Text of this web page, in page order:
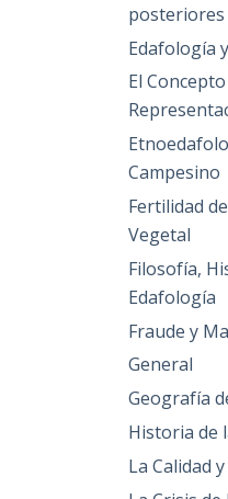
posteriores
Edafología
El
Campesino
Fertilidad
Vegetal
Filosofía,
Edafología
Fraude y
General
Geografía
Historia de
La Calidad